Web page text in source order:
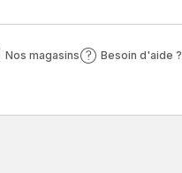
Nos magasins Besoin d'aide ?
Besoin